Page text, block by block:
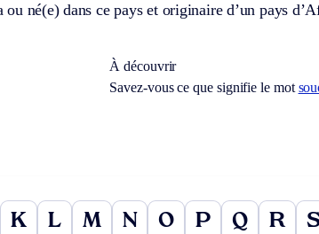
né(e) dans ce pays et originaire d’un pays
À découvrir
Savez-vous ce que signifie le mot
K L M N O P Q R